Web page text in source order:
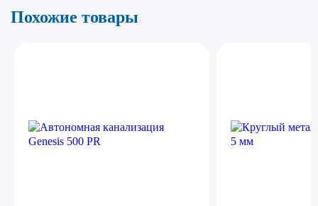
Похожие товары